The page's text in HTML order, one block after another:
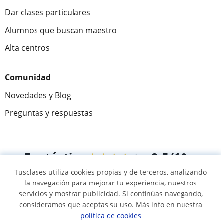
Dar clases particulares
Alumnos que buscan maestro
Alta centros
Comunidad
Novedades y Blog
Preguntas y respuestas
Fantástica★★★★★ 9,5/10
305826 opiniones de alumnos
© 2007 - 2026 Tusclases.mx
Tusclases utiliza cookies propias y de terceros, analizando
la navegación para mejorar tu experiencia, nuestros
servicios y mostrar publicidad. Si continúas navegando,
consideramos que aceptas su uso. Más info en nuestra
política de cookies